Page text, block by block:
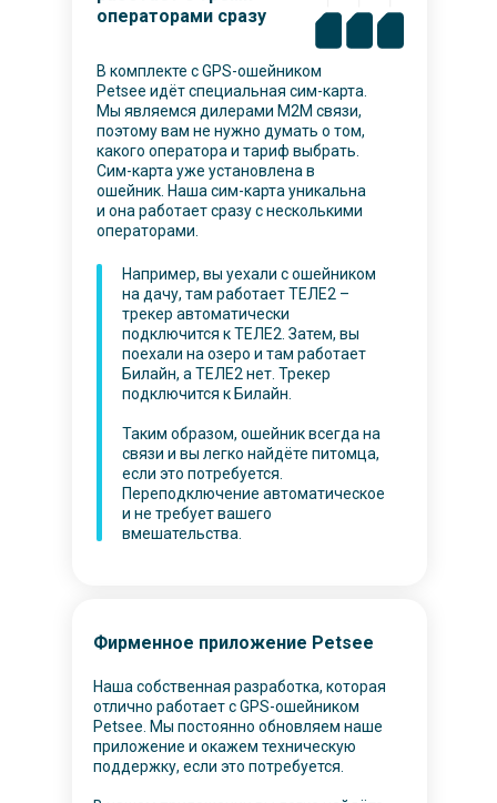
операторами сразу
В комплекте с GPS-ошейником
Petsee идёт специальная сим-карта.
Мы являемся дилерами M2M связи,
поэтому вам не нужно думать о том,
какого оператора и тариф выбрать.
Сим-карта уже установлена в
ошейник. Наша сим-карта уникальна
и она работает сразу с несколькими
операторами.
Например, вы уехали с ошейником
на дачу, там работает ТЕЛЕ2 –
трекер автоматически
подключится к ТЕЛЕ2. Затем, вы
поехали на озеро и там работает
Билайн, а ТЕЛЕ2 нет. Трекер
подключится к Билайн.
Таким образом, ошейник всегда на
связи и вы легко найдёте питомца,
если это потребуется.
Переподключение автоматическое
и не требует вашего
вмешательства.
Фирменное приложение Petsee
Наша собственная разработка, которая
отлично работает с GPS-ошейником
Petsee. Мы постоянно обновляем наше
приложение и окажем техническую
поддержку, если это потребуется.